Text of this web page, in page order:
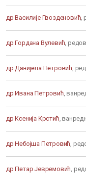
др Василије Гвозденовић,
др Гордана Вулевић,
др Данијела Петровић,
др Ивана Петровић,
др Ксенија Крстић,
др Небојша Петровић,
др Петар Јевремовић,